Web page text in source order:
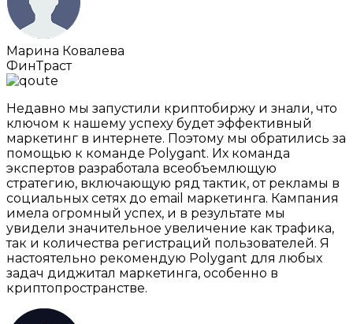
Марина Ковалева
ФинТраст
Недавно мы запустили криптобиржу и знали, что
ключом к нашему успеху будет эффективный
маркетинг в интернете. Поэтому мы обратились за
помощью к команде Polygant. Их команда
экспертов разработала всеобъемлющую
стратегию, включающую ряд тактик, от рекламы в
социальных сетях до email маркетинга. Кампания
имела огромный успех, и в результате мы
увидели значительное увеличение как трафика,
так и количества регистраций пользователей. Я
настоятельно рекомендую Polygant для любых
задач диджитал маркетинга, особенно в
криптопространстве.